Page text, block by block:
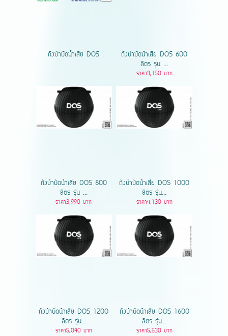
ถังบำบัดน้ำเสีย DOS
ถังบำบัดน้ําเสีย DOS 600
ลิตร รุ่น ...
ราคา3,150 บาท
ถังบำบัดน้ําเสีย DOS 800
ลิตร รุ่น ...
ราคา3,990 บาท
ถังบำบัดน้ําเสีย DOS 1000
ลิตร รุ่น...
ราคา4,130 บาท
ถังบำบัดน้ําเสีย DOS 1200
ลิตร รุ่น...
ราคา5,040 บาท
ถังบำบัดน้ําเสีย DOS 1600
ลิตร รุ่น...
ราคา5,530 บาท